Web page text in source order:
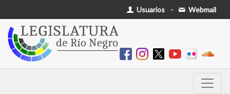
Usuarios - Webmail